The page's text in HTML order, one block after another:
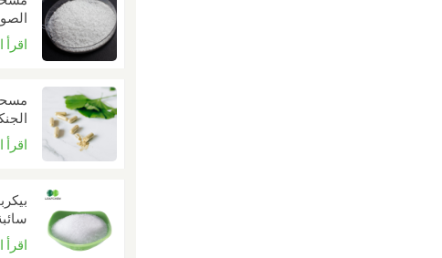
| CAS 15630-89-4
6
1